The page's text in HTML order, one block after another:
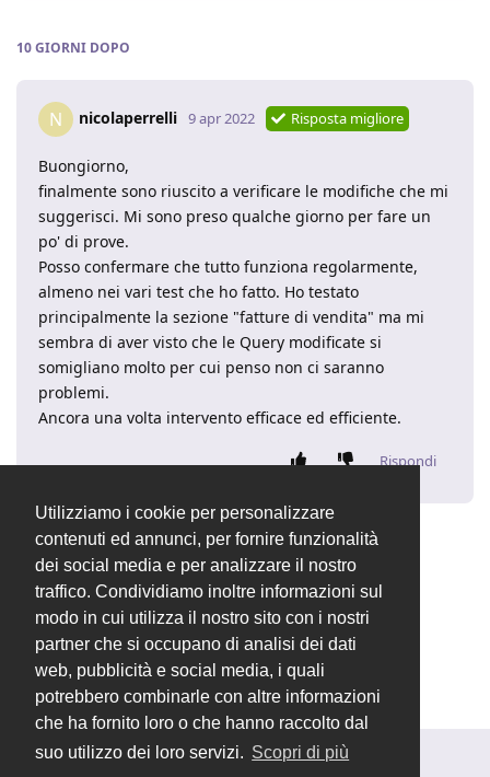
Utilizziamo i cookie per personalizzare
contenuti ed annunci, per fornire funzionalità
dei social media e per analizzare il nostro
traffico. Condividiamo inoltre informazioni sul
modo in cui utilizza il nostro sito con i nostri
partner che si occupano di analisi dei dati
web, pubblicità e social media, i quali
potrebbero combinarle con altre informazioni
che ha fornito loro o che hanno raccolto dal
suo utilizzo dei loro servizi. Scopri di più
10 GIORNI DOPO
N nicolaperrelli 9 apr 2022 Risposta migliore
Buongiorno,
finalmente sono riuscito a verificare le modifiche che mi
suggerisci. Mi sono preso qualche giorno per fare un
po' di prove.
Posso confermare che tutto funziona regolarmente,
almeno nei vari test che ho fatto. Ho testato
principalmente la sezione "fatture di vendita" ma mi
sembra di aver visto che le Query modificate si
somigliano molto per cui penso non ci saranno
problemi.
Ancora una volta intervento efficace ed efficiente.
Rispondi
Valentinaha aggiunto
Generale
Problemi di installazione
tage rimosso
Nuove release tag 11 gen 2023.
Rispondi alla discussione...